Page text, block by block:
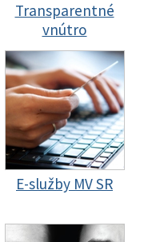
Transparentné
vnútro
E-služby MV SR